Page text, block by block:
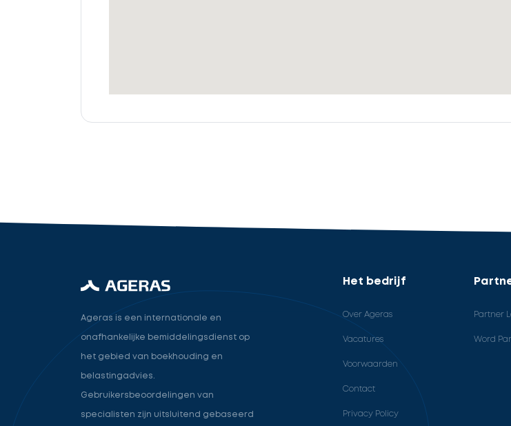
cta_box.sub_headline
Ageras is een internationale en
onafhankelijke bemiddelingsdienst op
het gebied van boekhouding en
belastingadvies.
Gebruikersbeoordelingen van
specialisten zijn uitsluitend gebaseerd
Het bedrijf
Over Ageras
Vacatures
Voorwaarden
Contact
Privacy Policy
Partner
Word